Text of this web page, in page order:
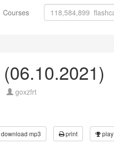
Courses
goxzfrt
download mp3 print play